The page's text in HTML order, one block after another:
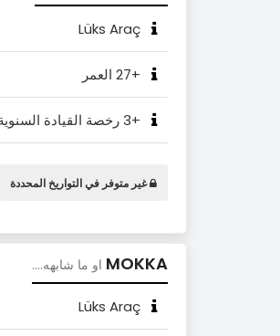
Lüks Araç
+27 العمر
+3 رخصة القيادة السنوية
غير متوفر في التواريخ المحددة
MOKKA او ما شابهه....
Lüks Araç